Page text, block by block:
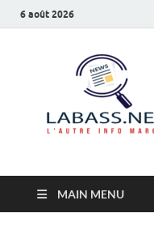
6 août 2026
MAIN MENU